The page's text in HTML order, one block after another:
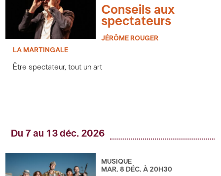
Conseils aux
spectateurs
JÉRÔME ROUGER
LA MARTINGALE
Être spectateur, tout un art
Du 7 au 13 déc. 2026
MUSIQUE
MAR. 8 DÉC. À 20H30